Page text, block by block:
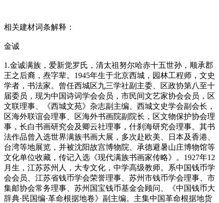
相关建材词条解释：
金诚
1.金诚满族，爱新觉罗氏，清太祖努尔哈赤十五世孙，顺承郡
王之后裔，焘字辈。1945年生于北京西城，园林工程师，文史
学者，书法家。曾任西城区九三学社副主委、区政协第八至十
届委员，现为中国诗词学会会员，市民间文艺家协会会员，区
文联理事、《西城文苑》杂志副主编、西城文史学会副会长，
区海外联谊会理事、区海外书画院副院长，区文物保护协会理
事，长白书画研究会及卿云社理事，什刹海研究会理事。其书
法作品曾入选世界满族书画大展，多次赴欧美、日本及香港、
台湾等地展览，并被沈阳故宫博物院、承德避暑山庄博物馆等
文化单位收藏，传记入选《现代满族书画家传略》。1927年12
月生，江苏苏州人，大专文化，中学高级教师。系中国钱币学
会会员、江苏省钱币学会荣誉理事、苏州市钱币学会理事、市
集邮协会常务理事、苏州国宝钱币基金会顾问、《中国钱币大
辞典·民国编·革命根据地卷》副主编。主集中国革命根据地货